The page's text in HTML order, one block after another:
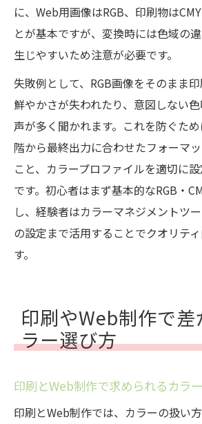
に、Web用画像はRGB、印刷物は
とが基本ですが、変換時には色域の
生じやすいため注意が必要です。
失敗例として、RGB画像をそのまま印
鮮やかさが失われたり、意図しない
声が多く聞かれます。これを防ぐた
階から最終出力に合わせたフォーマ
こと、カラープロファイルを適切に
です。初心者はまず基本的なRGB・
し、経験者はカラーマネジメントツ
の設定まで活用することでクオリテ
す。
印刷やWeb制作で差
ラー選び方
印刷とWeb制作で求められるカラ
印刷とWeb制作では、カラーの扱い